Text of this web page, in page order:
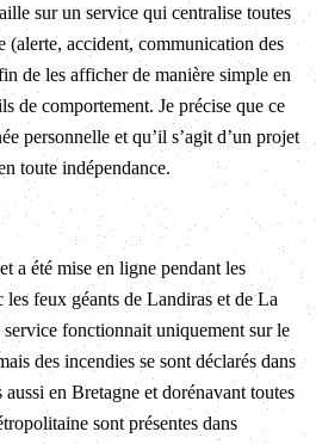
sur un service qui centralise toutes
(alerte, accident, communication des
de les afficher de manière simple en
de comportement. Je précise que ce
personnelle et qu’il s’agit d’un projet
toute indépendance.
a été mise en ligne pendant les
les feux géants de Landiras et de La
fonctionnait uniquement sur le
des incendies se sont déclarés dans
aussi en Bretagne et dorénavant toutes
sont présentes dans